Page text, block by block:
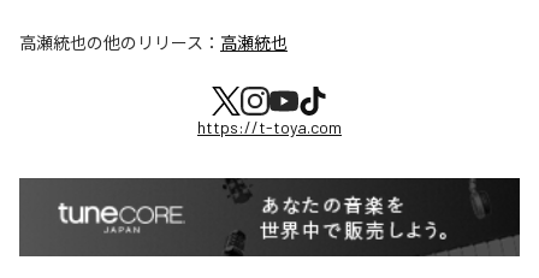
高瀬統也の他のリリース： 高瀬統也
https://t-toya.com